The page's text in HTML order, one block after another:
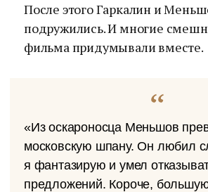
После этого Гаркалин и
подружились. И многие
фильма придумывали вместе.
«Из оскароносца Меньшов
московскую шпану. Он любил
я фантазирую и умел
предложений. Короче,